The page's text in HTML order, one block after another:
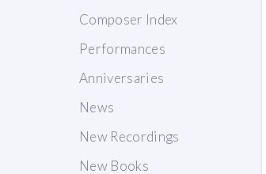
Composer Index
Performances
Anniversaries
News
New Recordings
New Books